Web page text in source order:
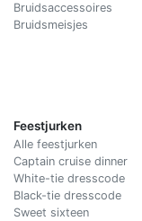
Bruidsaccessoires
Bruidsmeisjes
Feestjurken
Alle feestjurken
Captain cruise dinner
White-tie dresscode
Black-tie dresscode
Sweet sixteen